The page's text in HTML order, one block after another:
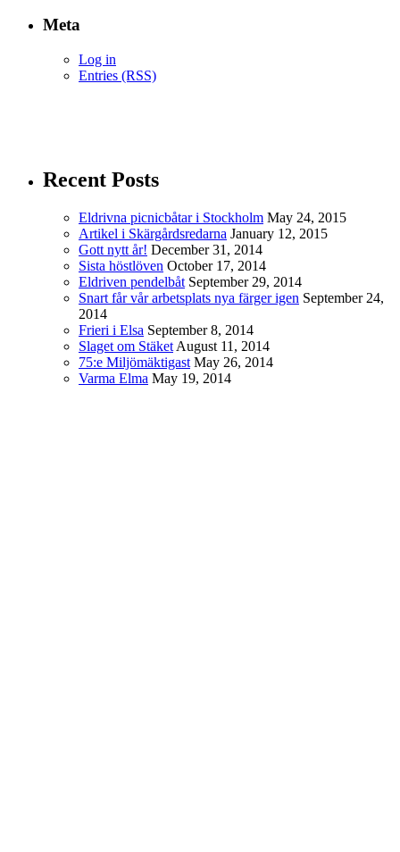
Meta
Log in
Entries (RSS)
Recent Posts
Eldrivna picnicbåtar i Stockholm May 24, 2015
Artikel i Skärgårdsredarna January 12, 2015
Gott nytt år! December 31, 2014
Sista höstlöven October 17, 2014
Eldriven pendelbåt September 29, 2014
Snart får vår arbetsplats nya färger igen September 24,
2014
Frieri i Elsa September 8, 2014
Slaget om Stäket August 11, 2014
75:e Miljömäktigast May 26, 2014
Varma Elma May 19, 2014